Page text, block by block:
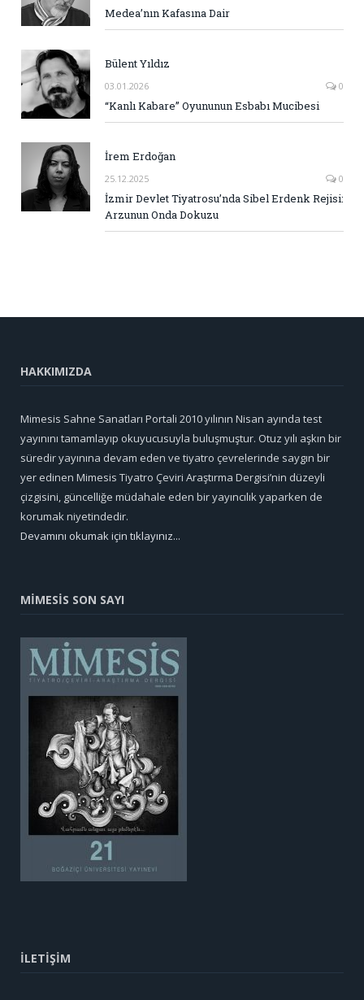
Medea’nın Kafasına Dair
Bülent Yıldız
03.01.2026 0
“Kanlı Kabare” Oyununun Esbabı Mucibesi
İrem Erdoğan
25.12.2025 0
İzmir Devlet Tiyatrosu’nda Sibel Erdenk Rejisi:
Arzunun Onda Dokuzu
HAKKIMIZDA
Mimesis Sahne Sanatları Portali 2010 yılının Nisan ayında test
yayınını tamamlayıp okuyucusuyla buluşmuştur. Otuz yılı aşkın bir
süredir yayınına devam eden ve tiyatro çevrelerinde saygın bir
yer edinen Mimesis Tiyatro Çeviri Araştırma Dergisi’nin düzeyli
çizgisini, güncelliğe müdahale eden bir yayıncılık yaparken de
korumak niyetindedir.
Devamını okumak için tıklayınız...
MİMESİS SON SAYI
İLETİŞİM